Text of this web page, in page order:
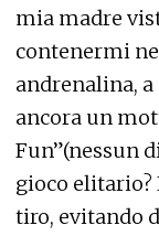
mia madre
contenermi
andrenalina, a
ancora un
Fun”(nessun
gioco
tiro, evitando